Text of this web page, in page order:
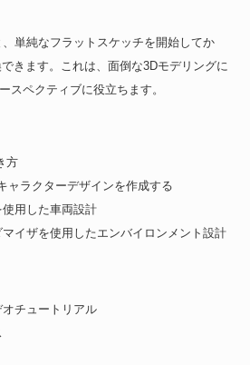
単純なフラットスケッチを開始してか
きます。これは、面倒な3Dモデリングに
スペクティブに役立ちます。
方
ャラクターデザインを作成する
用した車両設計
イザを使用したエンバイロンメント設計
チュートリアル